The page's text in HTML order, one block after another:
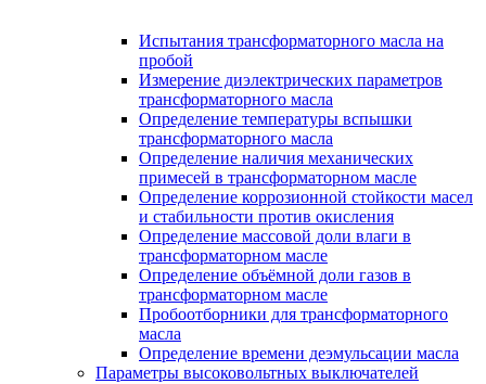
Испытания трансформаторного масла на
пробой
Измерение диэлектрических параметров
трансформаторного масла
Определение температуры вспышки
трансформаторного масла
Определение наличия механических
примесей в трансформаторном масле
Определение коррозионной стойкости масел
и стабильности против окисления
Определение массовой доли влаги в
трансформаторном масле
Определение объёмной доли газов в
трансформаторном масле
Пробоотборники для трансформаторного
масла
Определение времени деэмульсации масла
Параметры высоковольтных выключателей